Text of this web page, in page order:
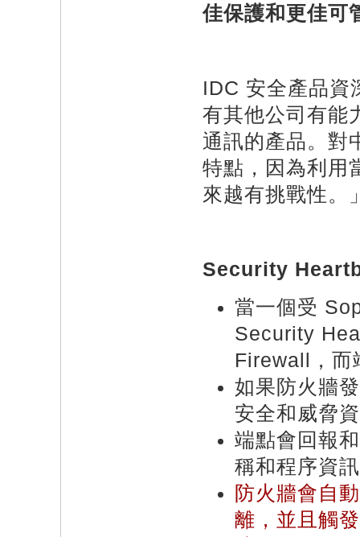
佳保護和更佳可
IDC 安全產品
有其他公司有能
通訊的產品。對
特點，因為利用
來越有挑戰性。
Security
當一個受
Security
Firewall，而
如果防火牆
安全和威脅
端點會回報
稱和程序資
防火牆會自
離，並且觸